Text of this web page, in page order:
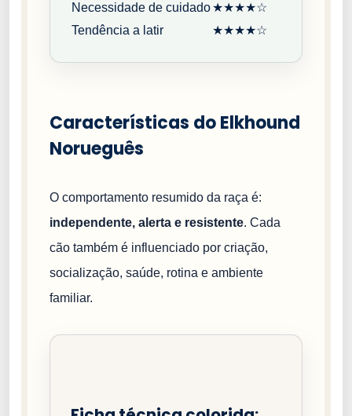
Necessidade de cuidado★★★★☆
Tendência a latir
★★★★☆
Características do Elkhound
Norueguês
O comportamento resumido da raça é:
independente, alerta e resistente. Cada
cão também é influenciado por criação,
socialização, saúde, rotina e ambiente
familiar.